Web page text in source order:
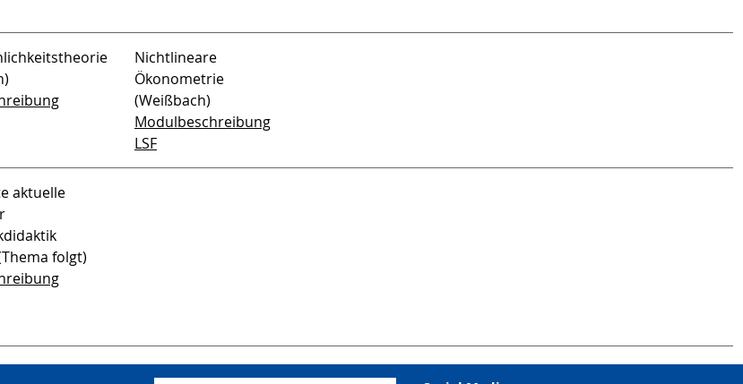
Nichtlineare
Ökonometrie
(Weißbach)
Modulbeschreibung
LSF
aktuelle
folgt)